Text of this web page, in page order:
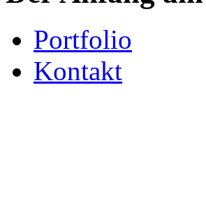
Portfolio
Kontakt